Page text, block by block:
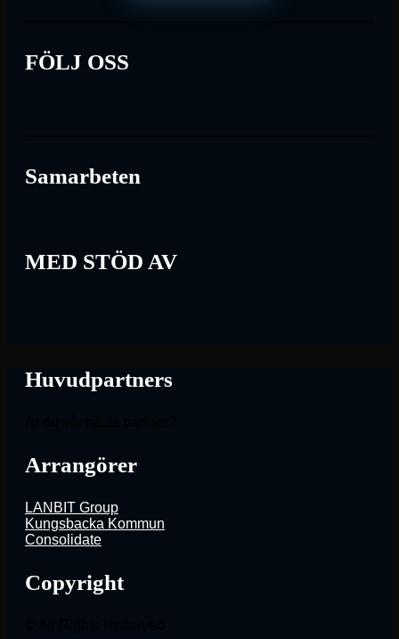
FÖLJ OSS
Samarbeten
MED STÖD AV
Huvudpartners
Arrangörer
LANBIT Group
Kungsbacka Kommun
Consolidate
Copyright